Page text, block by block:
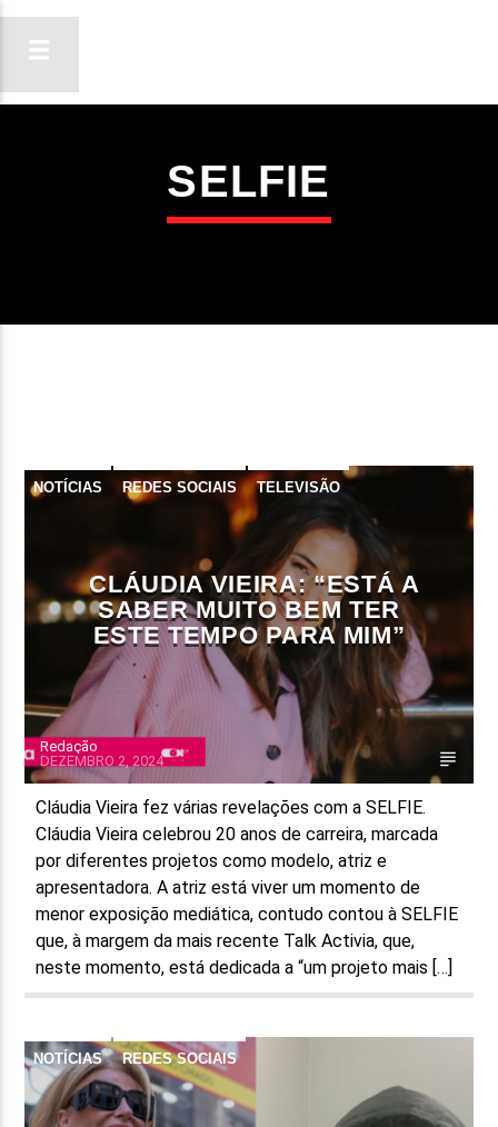
ON FM
LIGA-TE
TÍTULO
ARTISTA
ON FM
SELFIE
NOTÍCIAS REDES SOCIAIS TELEVISÃO
CLÁUDIA VIEIRA: “ESTÁ A
SABER MUITO BEM TER
ESTE TEMPO PARA MIM”
Redação
DEZEMBRO 2, 2024
Cláudia Vieira fez várias revelações com a SELFIE.
Cláudia Vieira celebrou 20 anos de carreira, marcada
por diferentes projetos como modelo, atriz e
apresentadora. A atriz está viver um momento de
menor exposição mediática, contudo contou à SELFIE
que, à margem da mais recente Talk Activia, que,
neste momento, está dedicada a “um projeto mais […]
NOTÍCIAS REDES SOCIAIS